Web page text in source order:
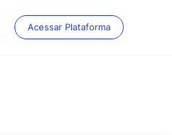
Acessar Plataforma